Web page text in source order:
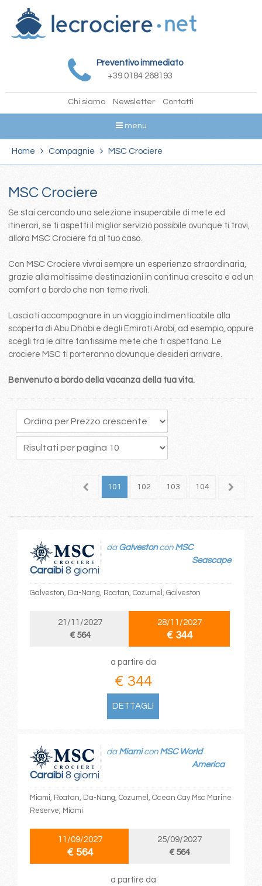
Preventivo immediato
+39 0184 268193
Chi siamo Newsletter Contatti
menu
Home Compagnie MSC Crociere
MSC Crociere
Se stai cercando una selezione insuperabile di mete ed
itinerari, se ti aspetti il miglior servizio possibile ovunque ti trovi,
allora MSC Crociere fa al tuo caso.
Con MSC Crociere vivrai sempre un esperienza straordinaria,
grazie alla moltissime destinazioni in continua crescita e ad un
comfort a bordo che non teme rivali.
Lasciati accompagnare in un viaggio indimenticabile alla
scoperta di Abu Dhabi e degli Emirati Arabi, ad esempio, oppure
scegli tra le altre tantissime mete che ti aspettano. Le
crociere MSC ti porteranno dovunque desideri arrivare.
Benvenuto a bordo della vacanza della tua vita.
100 101 102 103 104 105
Caraibi8 giorni
da Galvestoncon MSC
Seascape
Galveston, Da-Nang, Roatan, Cozumel, Galveston
21/11/2027
€ 564
28/11/2027
€ 344
a partire da
€ 344
DETTAGLI
Caraibi8 giorni
da Miamicon MSC World
America
Miami, Roatan, Da-Nang, Cozumel, Ocean Cay Msc Marine
Reserve, Miami
11/09/2027
€ 564
25/09/2027
€ 564
a partire da